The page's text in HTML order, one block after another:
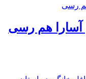
آسارا هم رسی